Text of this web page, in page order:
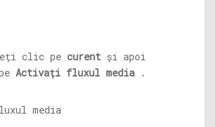
clic pe curent și apoi
Activați fluxul media .